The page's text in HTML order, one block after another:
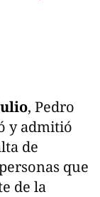
, Pedro
y admitió
de
que
de la